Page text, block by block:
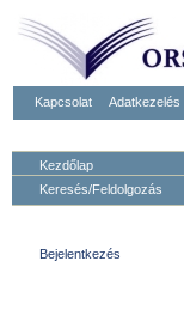
Kapcsolat Adatkezelés
Kezdőlap
Keresés/Feldolgozás
Bejelentkezés